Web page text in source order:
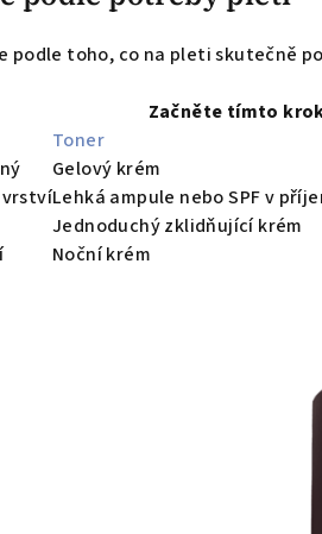
podle toho, co na pleti skutečně
Začněte tímto
Toner
Gelový krém
vrstvíLehká ampule nebo SPF v
Jednoduchý zklidňující krém
Noční krém